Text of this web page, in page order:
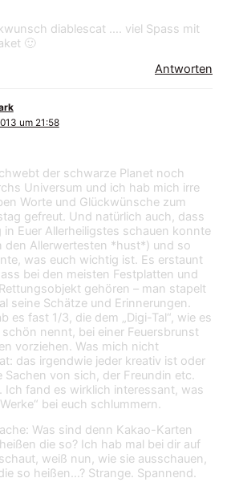
diablescat …. viel Spass mit
🙂
Antworten
um 21:58
der schwarze Planet noch
Universum und ich hab mich irre
Worte und Glückwünsche zum
gefreut. Und natürlich auch, dass
in Euer Allerheiligstes schauen konnte
den Allerwertesten *hust*) und so
was euch wichtig ist. Es erstaunt
bei den meisten Festplatten und
gehören – man stapelt
seine Schätze und Erinnerungen.
es fast 1/3, die dem „Digi-Tal“, wie es
nennt, bei einer Feuersbrunst
vorziehen. Was mich nicht
das irgendwie jeder kreativ ist oder
Sachen von sich, der Freundin etc.
Ich fand es wirklich interessant, was
bei euch schlummern.
Was sind denn Kakao-Karten
die so? Ich hab mal bei dir auf
weiß nun, wie sie ausschauen,
so heißen…? Strange. Spannend.